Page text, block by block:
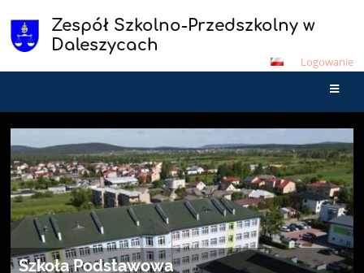
Zespół Szkolno-Przedszkolny w
Daleszycach
Logowanie
główna
Przedszkole